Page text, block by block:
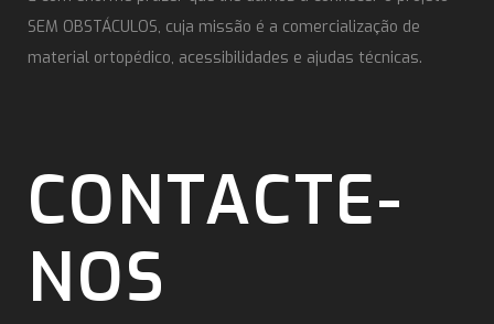
SEM OBSTÁCULOS, cuja missão é a comercialização de
material ortopédico, acessibilidades e ajudas técnicas.
CONTACTE-
NOS